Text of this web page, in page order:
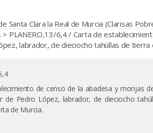
Santa Clara la Real de Murcia (Clarisas
> PLANERO,13/6,4 / Carta de
labrador, de dieciocho tahúllas de
de censo de la abadesa y monjas
de Pedro López, labrador, de dieciocho
de Murcia.